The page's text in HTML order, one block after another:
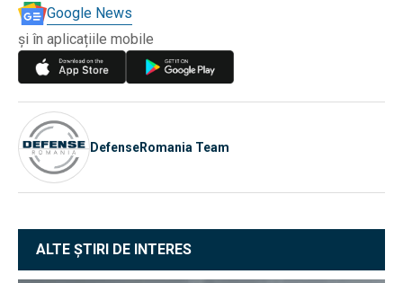
Google News
și în aplicațiile mobile
DefenseRomania Team
ALTE ȘTIRI DE INTERES